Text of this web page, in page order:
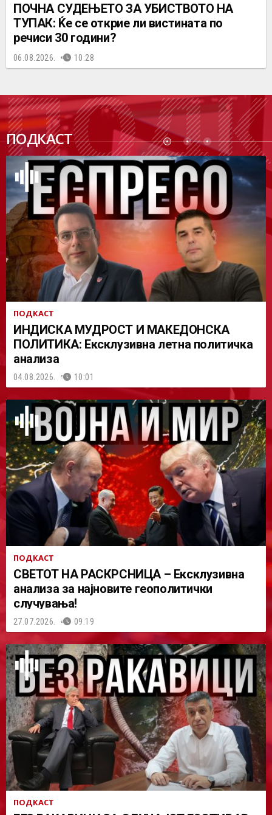
ПОЧНА СУДЕЊЕТО ЗА УБИСТВОТО НА
ТУПАК: Ќе се открие ли вистината по
речиси 30 години?
06.08.2026. 10:28
ПОДКАСТ
ПОДК
АСТ
ПОДКАСТ
ИНДИСКА МУДРОСТ И МАКЕДОНСКА
ПОЛИТИКА: Ексклузивна летна политичка
анализа
04.08.2026. 10:01
ПОДКАСТ
СВЕТОТ НА РАСКРСНИЦА – Ексклузивна
анализа за најновите геополитички
случувања!
27.07.2026. 09:19
ПОДКАСТ